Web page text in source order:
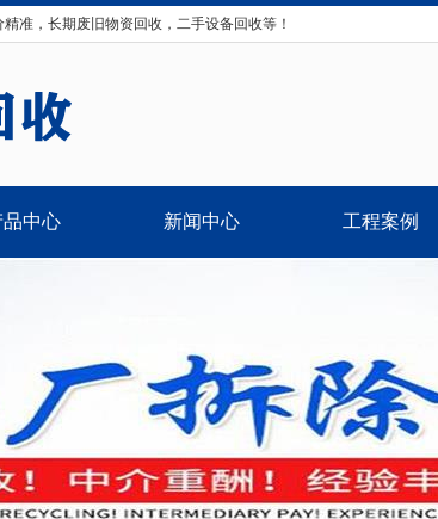
准，长期废旧物资回收，二手设备回收等！
品中心 新闻中心 工程案例